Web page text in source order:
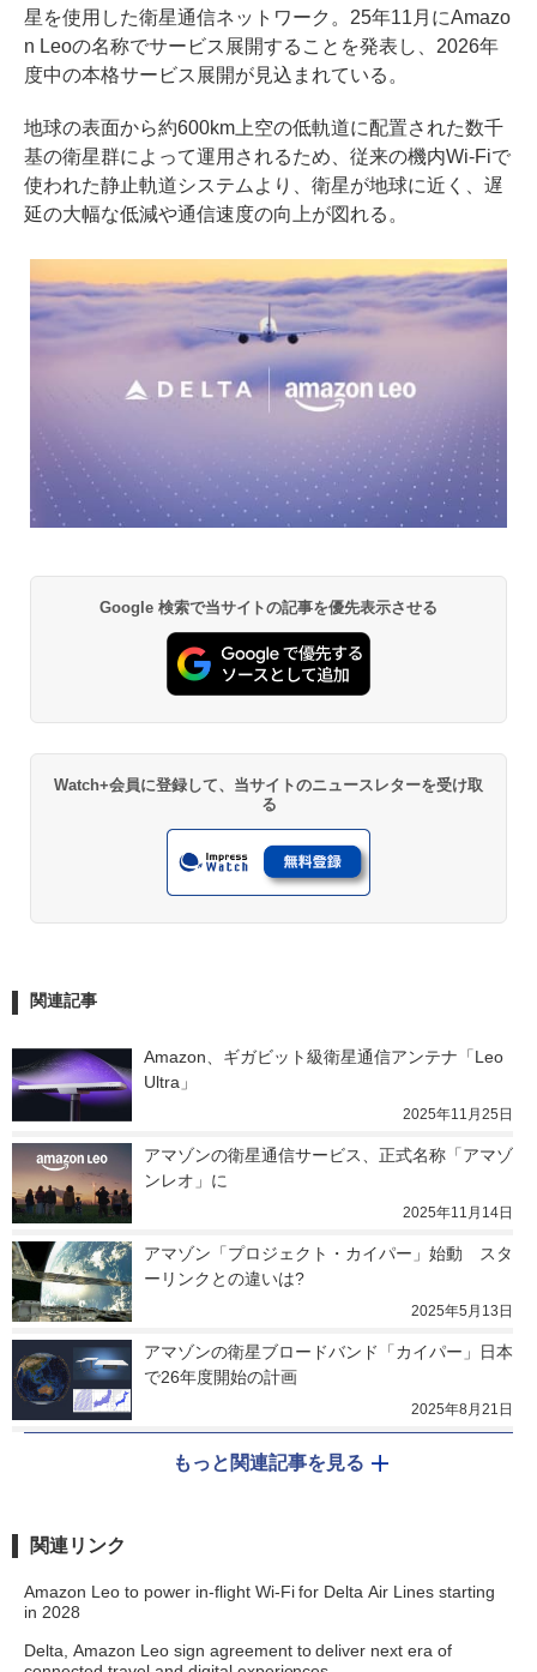
星を使用した衛星通信ネットワーク。25年11月にAmazo
n Leoの名称でサービス展開することを発表し、2026年
度中の本格サービス展開が見込まれている。
地球の表面から約600km上空の低軌道に配置された数千
基の衛星群によって運用されるため、従来の機内Wi-Fiで
使われた静止軌道システムより、衛星が地球に近く、遅
延の大幅な低減や通信速度の向上が図れる。
Google 検索で当サイトの記事を優先表示させる
Watch+会員に登録して、当サイトのニュースレターを受け取
る
関連記事
Amazon、ギガビット級衛星通信アンテナ「Leo
Ultra」
2025年11月25日
アマゾンの衛星通信サービス、正式名称「アマゾ
ンレオ」に
2025年11月14日
アマゾン「プロジェクト・カイパー」始動　スタ
ーリンクとの違いは?
2025年5月13日
アマゾンの衛星ブロードバンド「カイパー」日本
で26年度開始の計画
2025年8月21日
もっと関連記事を見る
関連リンク
Amazon Leo to power in-flight Wi-Fi for Delta Air Lines starting
in 2028
Delta, Amazon Leo sign agreement to deliver next era of